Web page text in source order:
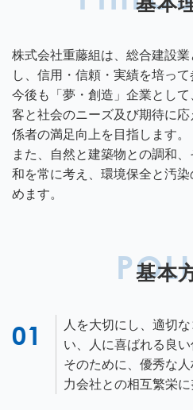
株式会社重藤組は、総合建設
し、信用・信頼・実績を培って
今後も「夢・創造」企業とし
客と社会のニーズ及び期待に
係者の満足向上を目指します。
また、自然と建築物との調和
和を常に考え、環境保全と汚
めます。
基本
人を大切にし、適切
い、人に喜ばれる良い
そのために、優秀な
力会社との相互繁栄に